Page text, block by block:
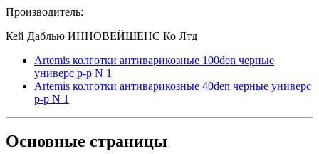
Производитель:
Кей Даблью ИННОВЕЙШЕНС Ко Лтд
Artemis колготки антиварикозные 100den черные
универс р-р N 1
Artemis колготки антиварикозные 40den черные универс
р-р N 1
Основные страницы